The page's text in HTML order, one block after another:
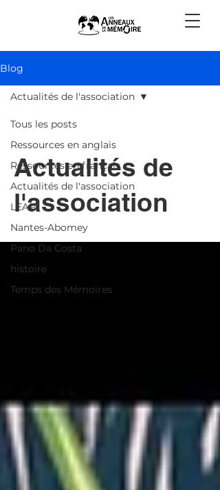
Blog
Tous les posts
Ressources en anglais
Ressources en français
Actualités de l'association
LEAP
Nantes-Abomey
Pano Da Costa
histoire
Temps des Mémoires
Actualités de l'association
Actualités de
l'association